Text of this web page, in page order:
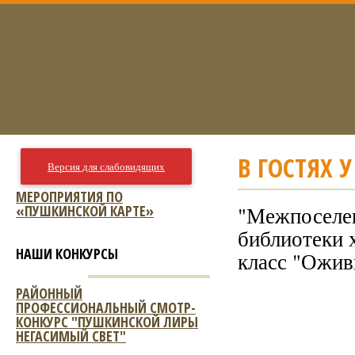
В ГОСТЯХ
класс
Версия для слабовидящих
МЕРОПРИЯТИЯ ПО
«ПУШКИНСКОЙ КАРТЕ»
НАШИ КОНКУРСЫ
РАЙОННЫЙ
ПРОФЕССИОНАЛЬНЫЙ СМОТР-
КОНКУРС "ПУШКИНСКОЙ ЛИРЫ
НЕГАСИМЫЙ СВЕТ"